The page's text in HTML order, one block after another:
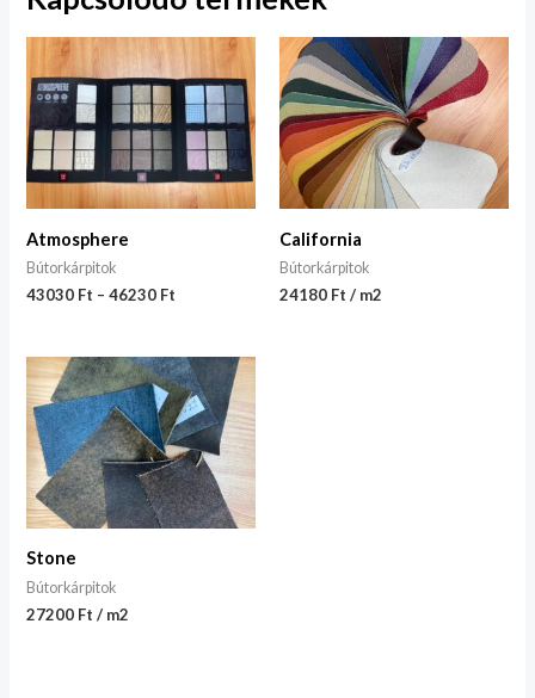
Atmosphere
Bútorkárpitok
43030 Ft –46230 Ft
California
Bútorkárpitok
24180 Ft / m2
Stone
Bútorkárpitok
27200 Ft / m2